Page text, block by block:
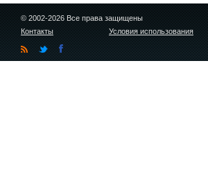
© 2002-2026 Все права защищены
Контакты
Условия использования